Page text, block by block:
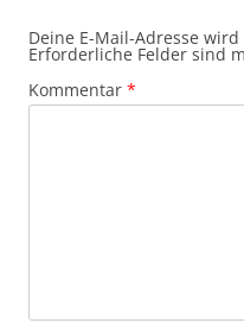
Deine E-Mail-Adresse
Erforderliche Felder sind
Kommentar *